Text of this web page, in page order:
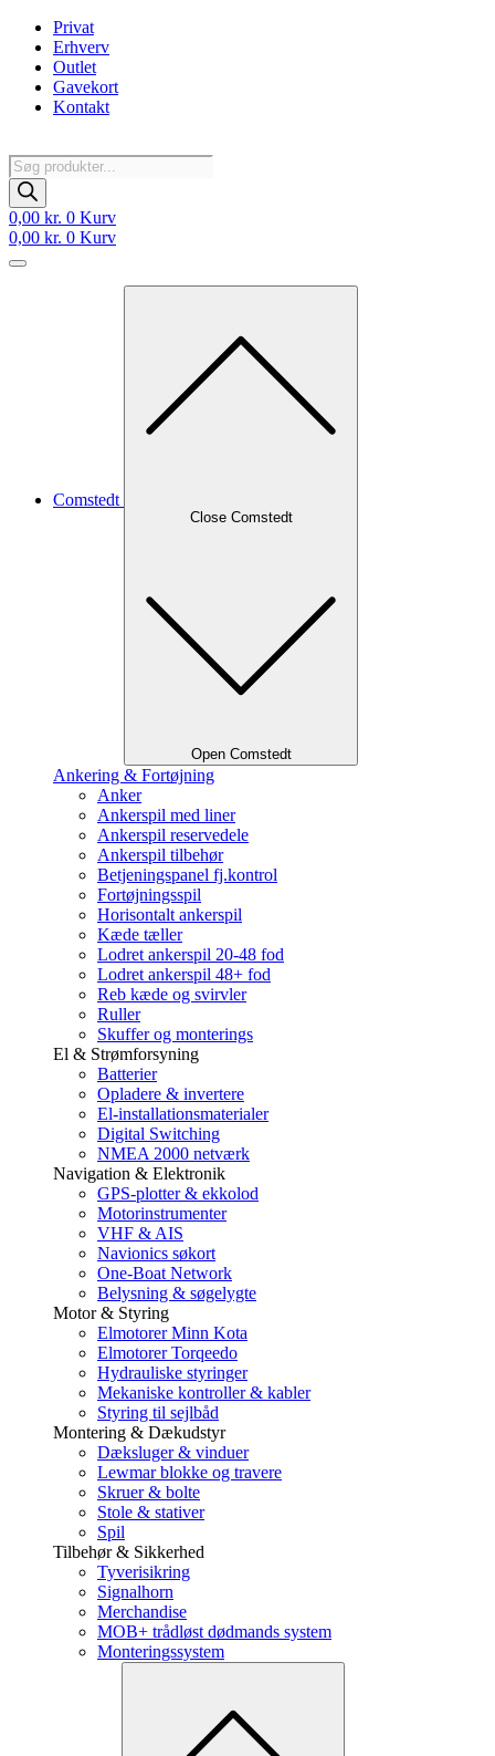
Videre
indhold
Privat
Erhverv
Outlet
Gavekort
Kontakt
Products
search
0,00 kr. 0 Kurv
0,00 kr. 0 Kurv
Comstedt
Close Comstedt
Open Comstedt
Ankering & Fortøjning
Anker
Ankerspil med liner
Ankerspil reservedele
Ankerspil tilbehør
Betjeningspanel fj.kontrol
Fortøjningsspil
Horisontalt ankerspil
Kæde tæller
Lodret ankerspil 20-48 fod
Lodret ankerspil 48+ fod
Reb kæde og svirvler
Ruller
Skuffer og monterings
El & Strømforsyning
Batterier
Opladere & invertere
El-installationsmaterialer
Digital Switching
NMEA 2000 netværk
Navigation & Elektronik
GPS-plotter & ekkolod
Motorinstrumenter
VHF & AIS
Navionics søkort
One-Boat Network
Belysning & søgelygte
Motor & Styring
Elmotorer Minn Kota
Elmotorer Torqeedo
Hydrauliske styringer
Mekaniske kontroller & kabler
Styring til sejlbåd
Montering & Dækudstyr
Dæksluger & vinduer
Lewmar blokke og travere
Skruer & bolte
Stole & stativer
Spil
Tilbehør & Sikkerhed
Tyverisikring
Signalhorn
Merchandise
MOB+ trådløst dødmands system
Monteringssystem